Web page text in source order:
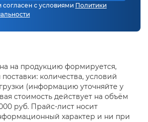
согласен с условиями Политики
на продукцию формируется,
количества, условий
(информацию уточняйте у
стоимость действует на объём
руб. Прайс-лист носит
характер и ни при